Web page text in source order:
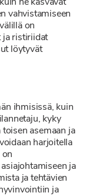
ne kasvavat
vahvistamiseen
on
ja ristiriidat
löytyvät
ihmisissä, kuin
kyky
asemaan ja
harjoitella
on
ja
ja tehtävien
ja